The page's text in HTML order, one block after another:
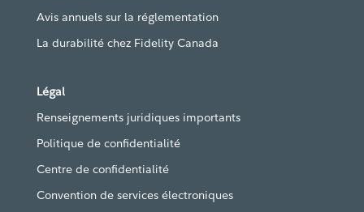
Avis annuels sur la réglementation
La durabilité chez Fidelity Canada
Légal
Renseignements juridiques importants
Politique de confidentialité
Centre de confidentialité
Convention de services électroniques